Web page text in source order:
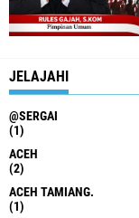
JELAJAHI
@SERGAI
(1)
ACEH
(2)
ACEH TAMIANG.
(1)